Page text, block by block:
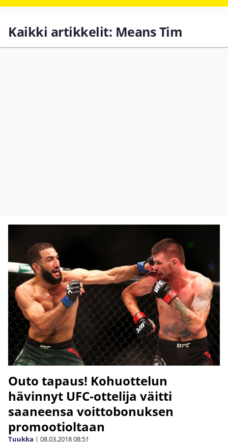
Kaikki artikkelit: Means Tim
Outo tapaus! Kohuottelun
hävinnyt UFC-ottelija väitti
saaneensa voittobonuksen
promootioltaan
Tuukka | 08.03.201808:51